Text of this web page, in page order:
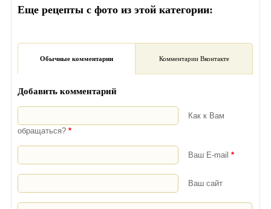
Еще рецепты с фото из этой категории:
Обычные комментарии Комментарии Вконтакте
Добавить комментарий
Как к Вам
обращаться? *
Ваш E-mail *
Ваш сайт